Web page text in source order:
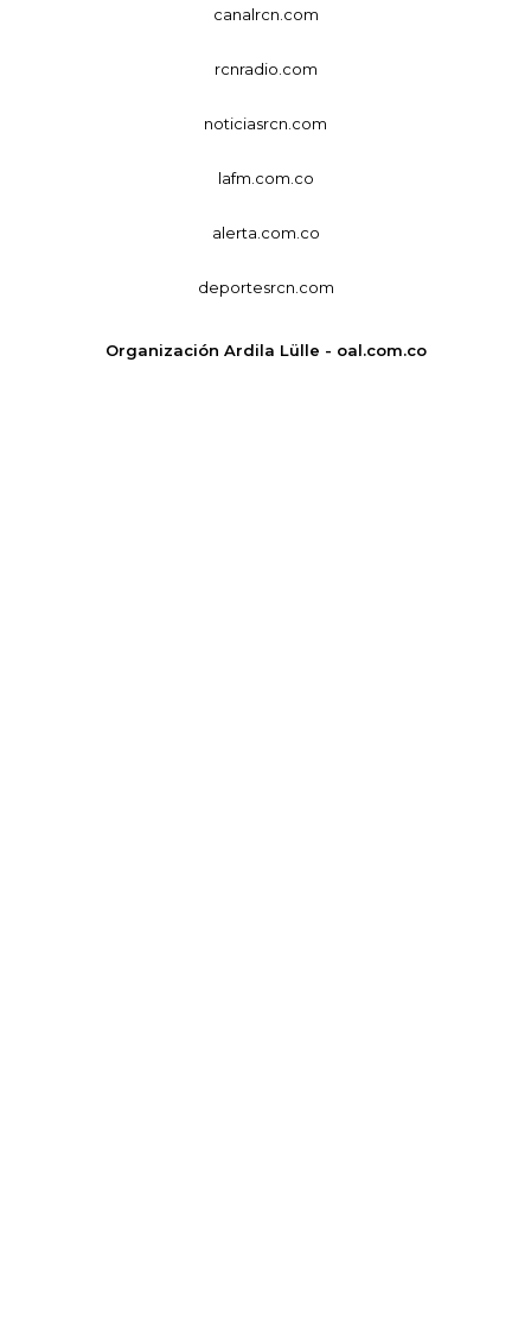
canalrcn.com
rcnradio.com
noticiasrcn.com
lafm.com.co
alerta.com.co
deportesrcn.com
Organización Ardila Lülle - oal.com.co